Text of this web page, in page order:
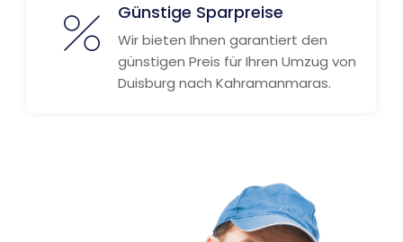
Günstige Sparpreise
Wir bieten Ihnen garantiert den
günstigen Preis für Ihren Umzug von
Duisburg nach Kahramanmaras.